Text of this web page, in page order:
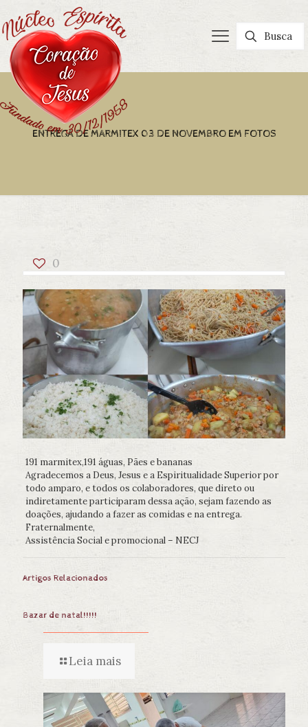
ENTREGA DE MARMITEX 03 DE NOVEMBRO EM FOTOS
0
191 marmitex,191 águas, Pães e bananas
Agradecemos a Deus, Jesus e a Espiritualidade Superior por
todo amparo, e todos os colaboradores, que direto ou
indiretamente participaram dessa ação, sejam fazendo as
doações, ajudando a fazer as comidas e na entrega.
Fraternalmente,
Assistência Social e promocional – NECJ
Artigos Relacionados
Bazar de natal!!!!!
Leia mais